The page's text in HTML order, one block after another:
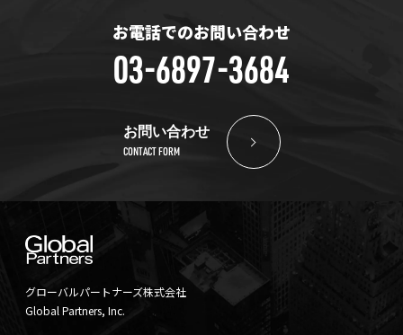
お電話でのお問い合わせ
03-6897-3684
お問い合わせ
CONTACT FORM
グローバルパートナーズ株式会社
Global Partners, Inc.